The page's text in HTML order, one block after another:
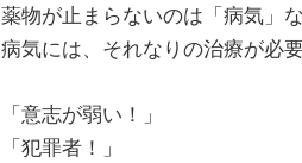
薬物が止まらないのは「病気」な
病気には、それなりの治療が必要
「意志が弱い！」
「犯罪者！」